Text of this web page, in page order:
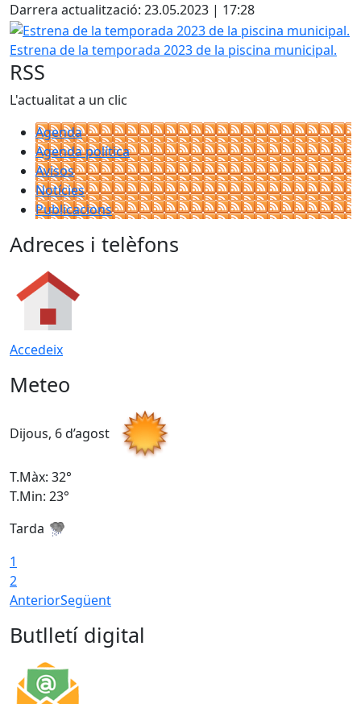
Darrera actualització: 23.05.2023 | 17:28
Estrena de la temporada 2023 de la piscina municipal.
Estrena de la temporada 2023 de la piscina municipal.
RSS
L'actualitat a un clic
Agenda
Agenda política
Avisos
Notícies
Publicacions
Adreces i telèfons
Accedeix
Meteo
Dijous, 6 d’agost
T.Màx: 32°
T.Min: 23°
Tarda
1
2
AnteriorSegüent
Butlletí digital